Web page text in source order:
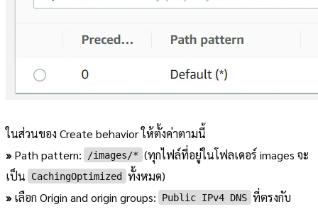
ในส่วนของ Create behavior ให้ตั้งค่าตามนี้
»Path pattern: /images/* (ทุกไฟล์ที่อยู่ในโฟลเดอร์ images จะ
เป็น
CachingOptimized
ทั้งหมด)
»เลือก Origin and origin groups: Public IPv4 DNS ที่ตรงกับ